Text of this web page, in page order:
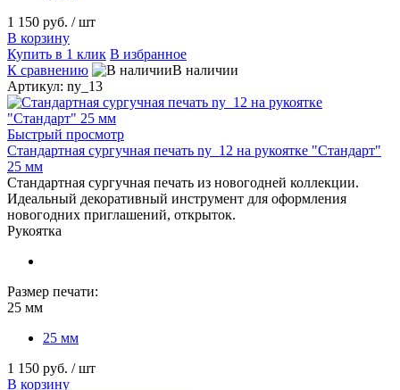
1 150 руб. / шт
В корзину
Купить в 1 клик В избранное
К сравнению
В наличии
Артикул: ny_13
Быстрый просмотр
Стандартная сургучная печать ny_12 на рукоятке "Стандарт"
25 мм
Стандартная сургучная печать из новогодней коллекции.
Идеальный декоративный инструмент для оформления
новогодних приглашений, открыток.
Рукоятка
Размер печати:
25 мм
25 мм
1 150 руб. / шт
В корзину